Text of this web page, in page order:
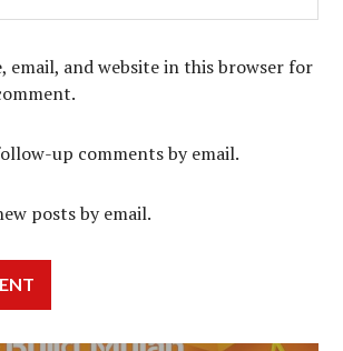
email, and website in this browser for
up comments by email.
posts by email.